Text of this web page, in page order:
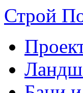
Строй